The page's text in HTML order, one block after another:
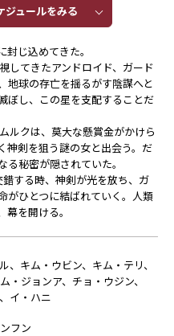
ジュールをみる​​
じ込めてきた。
してきたアンドロイド、ガード
地球の存亡を揺るがす陰謀へと
ぼし、この星を支配することだ
ルクは、莫大な懸賞金がかけら
神剣を狙う謎の女と出会う。だ
秘密が隠されていた。
する時、神剣が光を放ち、ガ
がひとつに結ばれていく。人類
を開ける。
、キム・ウビン、キム・テリ、
・ジョンア、チョ・ウジン、
イ・ハニ
フン